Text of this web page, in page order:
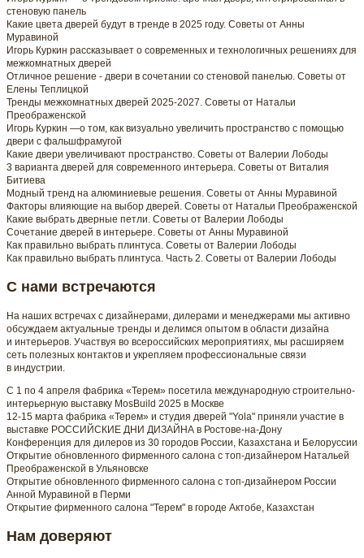
стеновую панель
Какие цвета дверей будут в тренде в 2025 году. Советы от Анны
Муравиной
Игорь Куркин рассказывает о современных и технологичных решениях для
межкомнатных дверей
Отличное решение - двери в сочетании со стеновой панелью. Советы от
Елены Теплицкой
Тренды межкомнатных дверей 2025-2027. Советы от Натальи
Преображенской
Игорь Куркин —о том, как визуально увеличить пространство с помощью
двери с фальшфрамугой
Какие двери увеличивают пространство. Советы от Валерии Лободы
3 варианта дверей для современного интерьера. Советы от Виталия
Битиева
Модный тренд на алюминиевые решения. Советы от Анны Муравиной
Факторы влияющие на выбор дверей. Советы от Натальи Преображенской
Какие выбрать дверные петли. Советы от Валерии Лободы
Сочетание дверей в интерьере. Советы от Анны Муравиной
Как правильно выбрать плинтуса. Советы от Валерии Лободы
Как правильно выбрать плинтуса. Часть 2. Советы от Валерии Лободы
С нами встречаются
На наших встречах с дизайнерами, дилерами и менеджерами мы активно
обсуждаем актуальные тренды и делимся опытом в области дизайна
и интерьеров. Участвуя во всероссийских мероприятиях, мы расширяем
сеть полезных контактов и укрепляем профессиональные связи
в индустрии.
С 1 по 4 апреля фабрика «Терем» посетила международную строительно-
интерьерную выставку MosBuild 2025 в Москве
12-15 марта фабрика «Терем» и студия дверей "Yola" приняли участие в
выставке РОССИЙСКИЕ ДНИ ДИЗАЙНА в Ростове-на-Дону
Конференция для дилеров из 30 городов России, Казахстана и Белоруссии
Открытие обновленного фирменного салона с топ-дизайнером Натальей
Преображенской в Ульяновске
Открытие обновленного фирменного салона с топ-дизайнером России
Анной Муравиной в Перми
Открытие фирменного салона "Терем" в городе Актобе, Казахстан
Нам доверяют